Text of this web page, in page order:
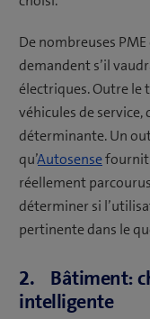
De nombreuses
demandent s’il
électriques. Outre le
véhicules de service,
déterminante. Un
qu’Autosensefournit
réellement
déterminer si
pertinente dans le
2. Bâtiment:
intelligente